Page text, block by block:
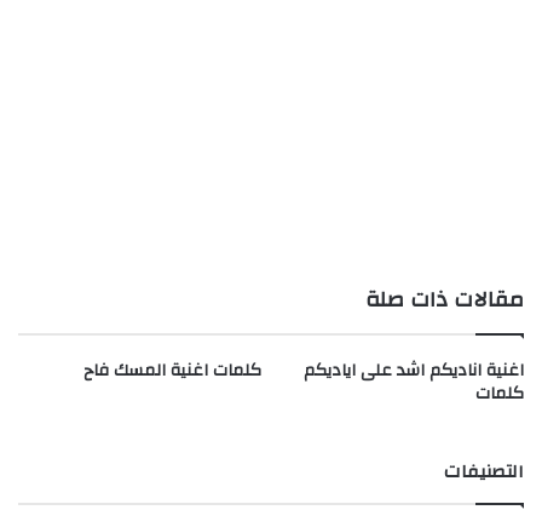
مقالات ذات صلة
اغنية اناديكم اشد على اياديكم
كلمات
كلمات اغنية المسك فاح
التصنيفات